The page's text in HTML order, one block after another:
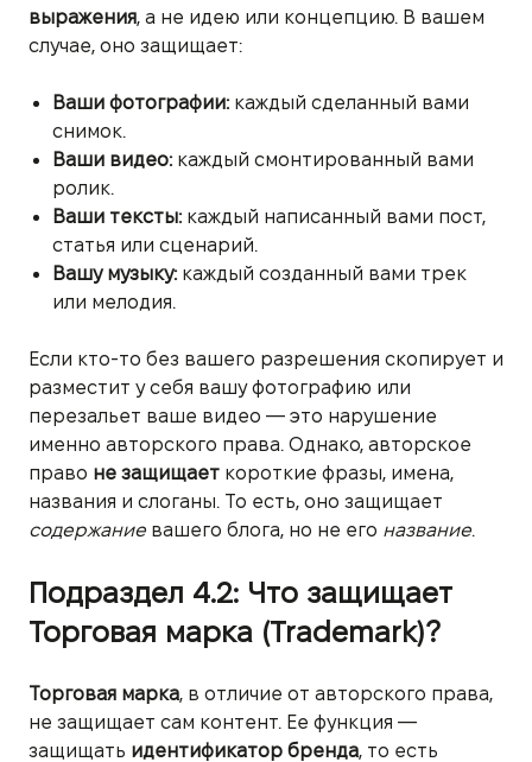
выражения, а не идею или концепцию. В вашем
случае, оно защищает:
Ваши фотографии:каждый сделанный вами
снимок.
Ваши видео:каждый смонтированный вами
ролик.
Ваши тексты:каждый написанный вами пост,
статья или сценарий.
Вашу музыку:каждый созданный вами трек
или мелодия.
Если кто-то без вашего разрешения скопирует и
разместит у себя вашу фотографию или
перезальет ваше видео — это нарушение
именно авторского права. Однако, авторское
право не защищает короткие фразы, имена,
названия и слоганы. То есть, оно защищает
содержание вашего блога, но не его название.
Подраздел 4.2: Что защищает
Торговая марка (Trademark)?
Торговая марка, в отличие от авторского права,
не защищает сам контент. Ее функция —
защищать идентификатор бренда, то есть